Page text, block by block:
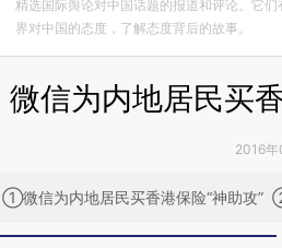
精选国际舆论对中国话题的报道和评论。它
界对中国的态度，了解态度背后的故事。
微信为内地居民买
2016
①微信为内地居民买香港保险“神助攻”